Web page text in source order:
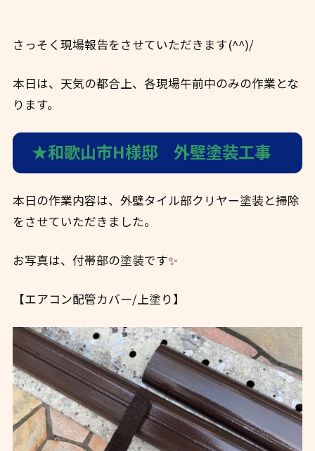
さっそく現場報告をさせていただきます(^^)/
本日は、天気の都合上、各現場午前中のみの作業とな
ります。
★和歌山市H様邸 外壁塗装工事
本日の作業内容は、外壁タイル部クリヤー塗装と掃除
をさせていただきました。
お写真は、付帯部の塗装です✨
【エアコン配管カバー/上塗り】